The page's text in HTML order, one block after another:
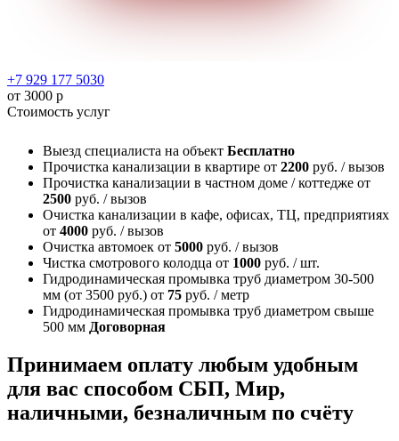
+7 929 177 5030
от 3000 р
Стоимость услуг
Выезд специалиста на объект Бесплатно
Прочистка канализации в квартире от 2200 руб. / вызов
Прочистка канализации в частном доме / коттедже от
2500 руб. / вызов
Очистка канализации в кафе, офисах, ТЦ, предприятиях
от 4000 руб. / вызов
Очистка автомоек от 5000 руб. / вызов
Чистка смотрового колодца от 1000 руб. / шт.
Гидродинамическая промывка труб диаметром 30-500
мм (от 3500 руб.) от 75 руб. / метр
Гидродинамическая промывка труб диаметром свыше
500 мм Договорная
Принимаем оплату любым удобным
для вас способом СБП, Мир,
наличными, безналичным по счёту